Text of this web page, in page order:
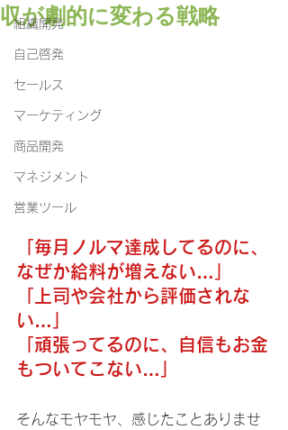
組織開発
自己啓発
セールス
マーケティング
商品開発
マネジメント
営業ツール
収が劇的に変わる戦略
「毎月ノルマ達成してるのに、
なぜか給料が増えない…」
「上司や会社から評価されな
い…」
「頑張ってるのに、自信もお金
もついてこない…」
そんなモヤモヤ、感じたことありませ